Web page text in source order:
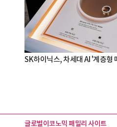
SK하이닉스, 차세대 AI '계층형
글로벌이코노믹 패밀리 사이트